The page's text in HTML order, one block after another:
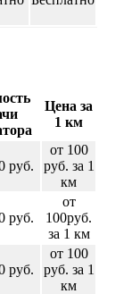
Цена за
1 км
руб.
от 100
руб. за 1
км
руб.
от
100руб.
за 1 км
руб.
от 100
руб. за 1
км